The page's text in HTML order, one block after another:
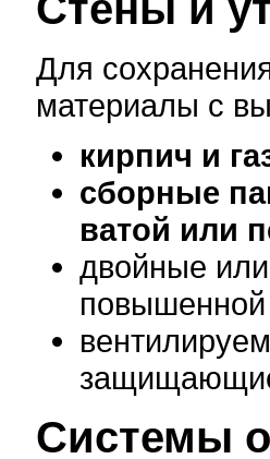
Для
материалы с
кирпич и
сборные
ватой или
двойные
повышенной
Системы